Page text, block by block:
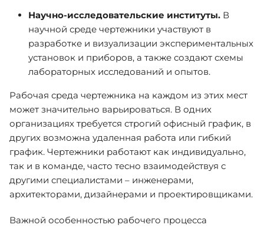
Научно-исследовательские институты. В
научной среде чертежники участвуют в
разработке и визуализации экспериментальных
установок и приборов, а также создают схемы
лабораторных исследований и опытов.
Рабочая среда чертежника на каждом из этих мест
может значительно варьироваться. В одних
организациях требуется строгий офисный график, в
других возможна удаленная работа или гибкий
график. Чертежники работают как индивидуально,
так и в команде, часто тесно взаимодействуя с
другими специалистами – инженерами,
архитекторами, дизайнерами и проектировщиками.
Важной особенностью рабочего процесса